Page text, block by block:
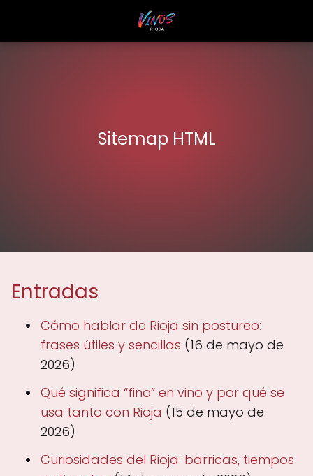
Sitemap HTML
Entradas
Cómo hablar de Rioja sin postureo:
frases útiles y sencillas (16 de mayo de
2026)
Qué significa “fino” en vino y por qué se
usa tanto con Rioja (15 de mayo de
2026)
Curiosidades del Rioja: barricas, tiempos